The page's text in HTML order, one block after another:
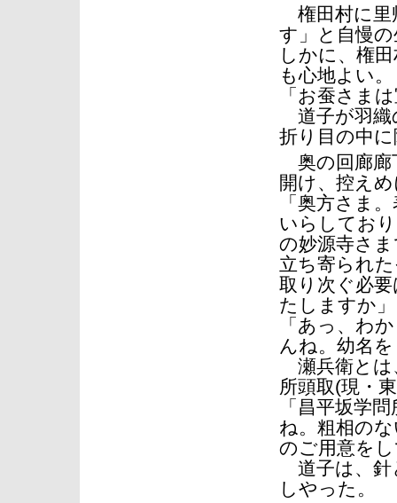
権田村に里
す」と自慢
しかに、権
も心地よい。
「お蚕さま
道子が羽織
折り目の中
奥の回廊廊
開け、控え
「奥方さま
いらしてお
の妙源寺さ
立ち寄られ
取り次ぐ必
たしますか」
「あっ、わ
んね。幼名
瀬兵衛とは
所頭取(現・
「昌平坂学
ね。粗相の
のご用意を
道子は、針
しやった。